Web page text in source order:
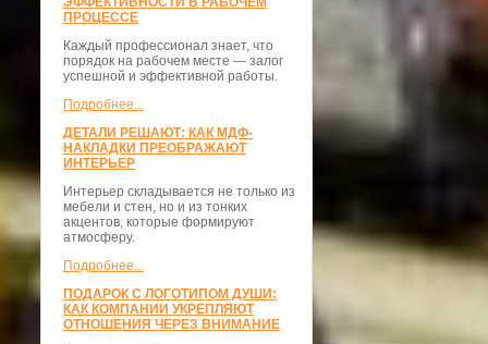
ПРОЦЕССЕ
Каждый профессионал знает, что
порядок на рабочем месте — залог
успешной и эффективной работы.
Подробнее...
ДЕТАЛИ РЕШАЮТ: КАК МДФ-
НАКЛАДКИ ПРЕОБРАЖАЮТ
ИНТЕРЬЕР
Интерьер складывается не только из
мебели и стен, но и из тонких
акцентов, которые формируют
атмосферу.
Подробнее...
ПОДАРОК С ЛОГОТИПОМ ДУШИ:
КАК КОМПАНИИ УКРЕПЛЯЮТ
ОТНОШЕНИЯ ЧЕРЕЗ ВНИМАНИЕ